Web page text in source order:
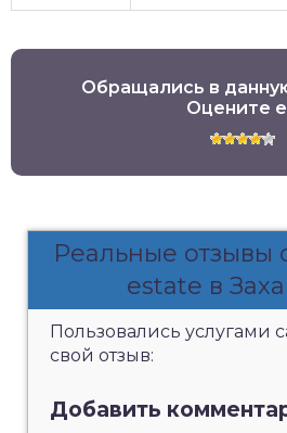
Обращались в
Оцените
Реальные отзывы
estate в
Пользовались услугами
свой отзыв:
Добавить